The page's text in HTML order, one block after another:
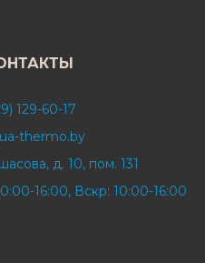
129-60-17
thermo.by
д. 10, пом. 131
16:00, Вскр: 10:00-16:00